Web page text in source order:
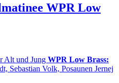
WPR Low
Alt und Jung WPR Low Brass:
Sebastian Volk, Posaunen Jernej